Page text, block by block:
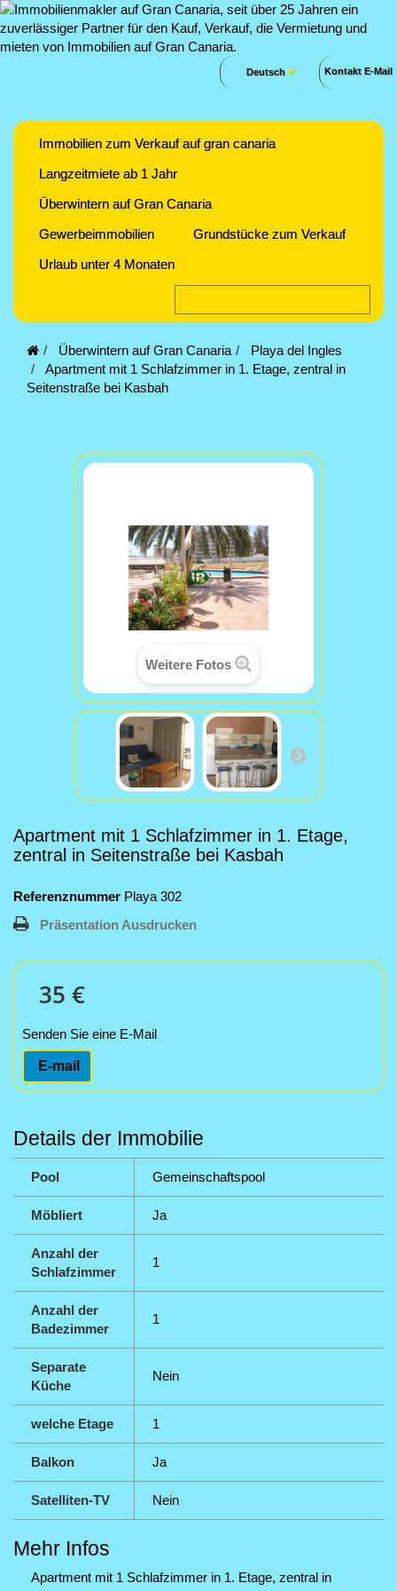
Kontakt E-Mail
Deutsch
Immobilien zum Verkauf auf gran canaria
Langzeitmiete ab 1 Jahr
Überwintern auf Gran Canaria
Gewerbeimmobilien
Grundstücke zum Verkauf
Urlaub unter 4 Monaten
Überwintern auf Gran Canaria
Playa del Ingles
Apartment mit 1 Schlafzimmer in 1. Etage, zentral in
Seitenstraße bei Kasbah
Weitere Fotos
Apartment mit 1 Schlafzimmer in 1. Etage,
zentral in Seitenstraße bei Kasbah
Referenznummer Playa 302
Präsentation Ausdrucken
35 €
Senden Sie eine E-Mail
E-mail
Details der Immobilie
Pool Gemeinschaftspool
Möbliert Ja
Anzahl der
Schlafzimmer
1
Anzahl der
Badezimmer
1
Separate
Küche
Nein
welche Etage 1
Balkon Ja
Satelliten-TV Nein
Mehr Infos
Apartment mit 1 Schlafzimmer in 1. Etage, zentral in